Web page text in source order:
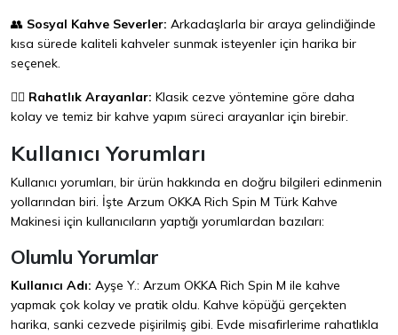
👥 Sosyal Kahve Severler: Arkadaşlarla bir araya gelindiğinde
kısa sürede kaliteli kahveler sunmak isteyenler için harika bir
seçenek.
🧘‍♀️ Rahatlık Arayanlar: Klasik cezve yöntemine göre daha
kolay ve temiz bir kahve yapım süreci arayanlar için birebir.
Kullanıcı Yorumları
Kullanıcı yorumları, bir ürün hakkında en doğru bilgileri edinmenin
yollarından biri. İşte Arzum OKKA Rich Spin M Türk Kahve
Makinesi için kullanıcıların yaptığı yorumlardan bazıları:
Olumlu Yorumlar
Kullanıcı Adı: Ayşe Y.: Arzum OKKA Rich Spin M ile kahve
yapmak çok kolay ve pratik oldu. Kahve köpüğü gerçekten
harika, sanki cezvede pişirilmiş gibi. Evde misafirlerime rahatlıkla